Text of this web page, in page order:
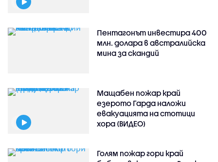
Пентагонът инвестира 400
млн. долара в австралийска
мина за скандий
Мащабен пожар край
езерото Гарда наложи
евакуацията на стотици
хора (ВИДЕО)
Голям пожар гори край